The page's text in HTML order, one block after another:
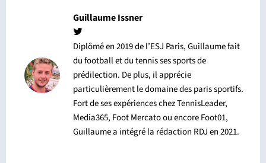
Guillaume Issner
Diplômé en 2019 de l’ESJ Paris, Guillaume fait
du football et du tennis ses sports de
prédilection. De plus, il apprécie
particulièrement le domaine des paris sportifs.
Fort de ses expériences chez TennisLeader,
Media365, Foot Mercato ou encore Foot01,
Guillaume a intégré la rédaction RDJ en 2021.